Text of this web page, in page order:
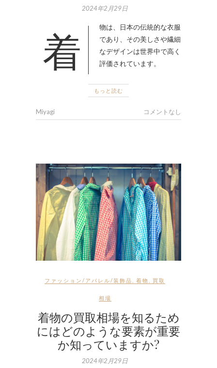
2024年2月29日
着物は、日本の伝統的な衣服
であり、その美しさや繊細
なデザインは世界中で高く
評価されています。
もっと読む
Miyagi コメントなし
ファッション/アパレル/装飾品 着物 買取
相場
着物の買取相場を知るため
にはどのような要素が重要
か知っていますか?
2024年2月29日